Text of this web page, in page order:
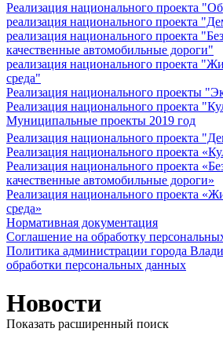
Реализация национального проекта
реализация национального проекта
реализация национального проекта
качественные автомобильные дороги"
реализация национального проекта
среда"
Реализация национального проекты
Реализация национального проекта
Муниципальные проекты 2019 год
Реализация национального проекта
Реализация национального проекта
Реализация национального проекта
качественные автомобильные дороги»
Реализация национального проекта
среда»
Нормативная документация
Соглашение на обработку
Политика администрации города
обработки персональных данных
Новости
Показать расширенный поиск